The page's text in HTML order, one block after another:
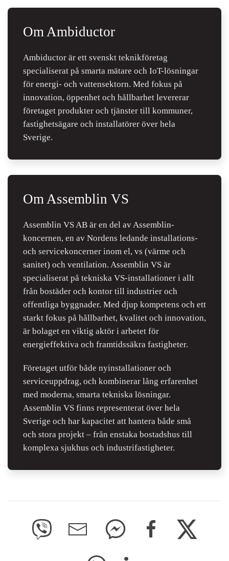
Om Ambiductor
Ambiductor är ett svenskt teknikföretag
specialiserat på smarta mätare och IoT-lösningar
för energi- och vattensektorn. Med fokus på
innovation, öppenhet och hållbarhet levererar
företaget produkter och tjänster till kommuner,
fastighetsägare och installatörer över hela
Sverige.
Om Assemblin VS
Assemblin VS AB är en del av Assemblin-
koncernen, en av Nordens ledande installations-
och servicekoncerner inom el, vs (värme och
sanitet) och ventilation. Assemblin VS är
specialiserat på tekniska VS-installationer i allt
från bostäder och kontor till industrier och
offentliga byggnader. Med djup kompetens och ett
starkt fokus på hållbarhet, kvalitet och innovation,
är bolaget en viktig aktör i arbetet för
energieffektiva och framtidssäkra fastigheter.
Företaget utför både nyinstallationer och
serviceuppdrag, och kombinerar lång erfarenhet
med moderna, smarta tekniska lösningar.
Assemblin VS finns representerat över hela
Sverige och har kapacitet att hantera både små
och stora projekt – från enstaka bostadshus till
komplexa sjukhus och industrifastigheter.